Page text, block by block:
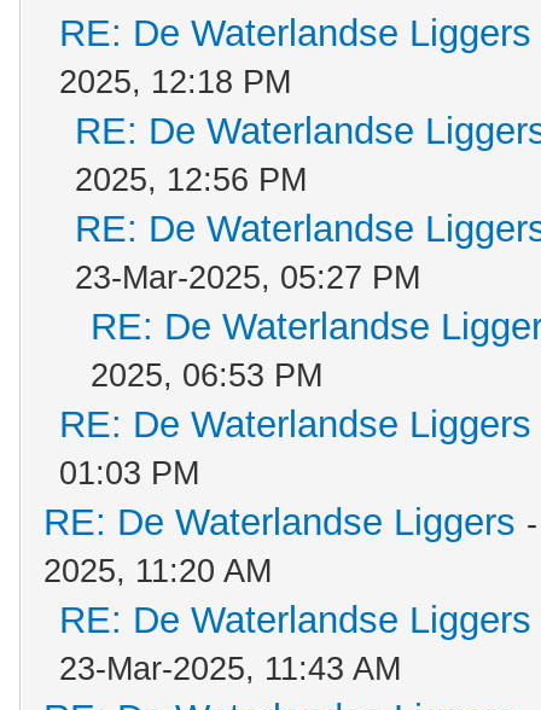
RE: De Waterlandse Liggers
2025, 12:18 PM
RE: De Waterlandse
2025, 12:56 PM
RE: De Waterlandse
23-Mar-2025, 05:27 PM
RE: De Waterlandse
2025, 06:53 PM
RE: De Waterlandse Liggers
01:03 PM
RE: De Waterlandse Liggers
2025, 11:20 AM
RE: De Waterlandse Liggers
23-Mar-2025, 11:43 AM